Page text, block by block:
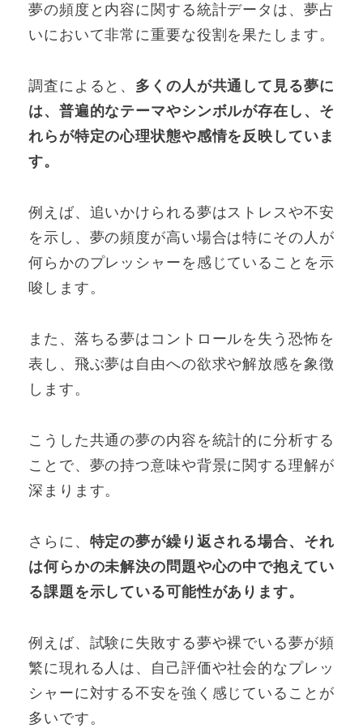
夢の頻度と内容に関する統計データは、夢占
いにおいて非常に重要な役割を果たします。
調査によると、 多くの人が共通して見る夢に
は、普遍的なテーマやシンボルが存在し、そ
れらが特定の心理状態や感情を反映していま
す。
例えば、追いかけられる夢はストレスや不安
を示し、夢の頻度が高い場合は特にその人が
何らかのプレッシャーを感じていることを示
唆します。
また、落ちる夢はコントロールを失う恐怖を
表し、飛ぶ夢は自由への欲求や解放感を象徴
します。
こうした共通の夢の内容を統計的に分析する
ことで、夢の持つ意味や背景に関する理解が
深まります。
さらに、 特定の夢が繰り返される場合、それ
は何らかの未解決の問題や心の中で抱えてい
る課題を示している可能性があります。
例えば、試験に失敗する夢や裸でいる夢が頻
繁に現れる人は、自己評価や社会的なプレッ
シャーに対する不安を強く感じていることが
多いです。